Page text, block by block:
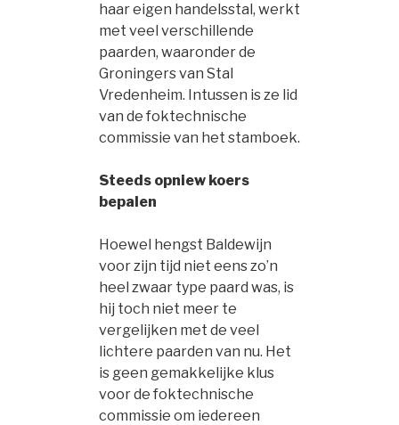
haar eigen handelsstal, werkt
met veel verschillende
paarden, waaronder de
Groningers van Stal
Vredenheim. Intussen is ze lid
van de foktechnische
commissie van het stamboek.
Steeds opniew koers
bepalen
Hoewel hengst Baldewijn
voor zijn tijd niet eens zo’n
heel zwaar type paard was, is
hij toch niet meer te
vergelijken met de veel
lichtere paarden van nu. Het
is geen gemakkelijke klus
voor de foktechnische
commissie om iedereen